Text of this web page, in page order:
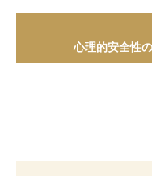
心理的安全性